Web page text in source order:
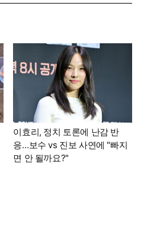
이효리, 정치 토론에 난감 반
응…보수 vs 진보 사연에 "빠지
면 안 될까요?"